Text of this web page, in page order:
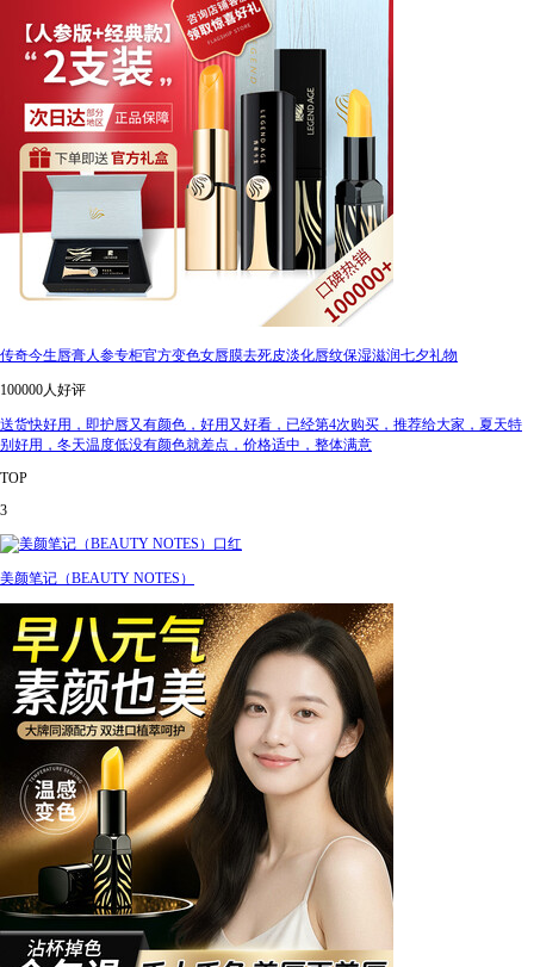
传奇今生唇膏人参专柜官方变色女唇膜去死皮淡化唇纹保湿滋润七夕礼物
100000人好评
送货快好用，即护唇又有颜色，好用又好看，已经第4次购买，推荐给大家，夏天特
别好用，冬天温度低没有颜色就差点，价格适中，整体满意
TOP
3
美颜笔记（BEAUTY NOTES）